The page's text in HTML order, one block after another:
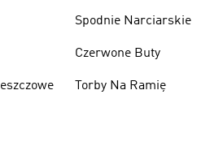
Spodnie Narciarskie
Czerwone Buty
Torby Na Ramię